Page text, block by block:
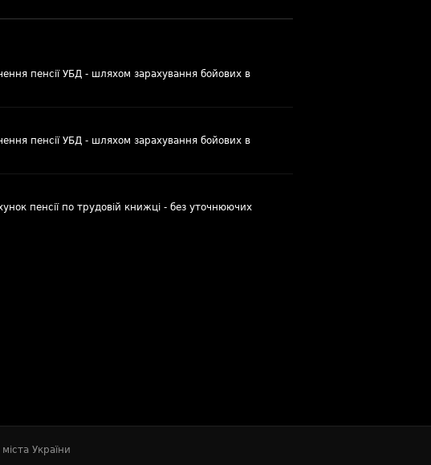
пенсії УБД - шляхом зарахування бойових в
пенсії УБД - шляхом зарахування бойових в
пенсії по трудовій книжці - без уточнюючих
міста України